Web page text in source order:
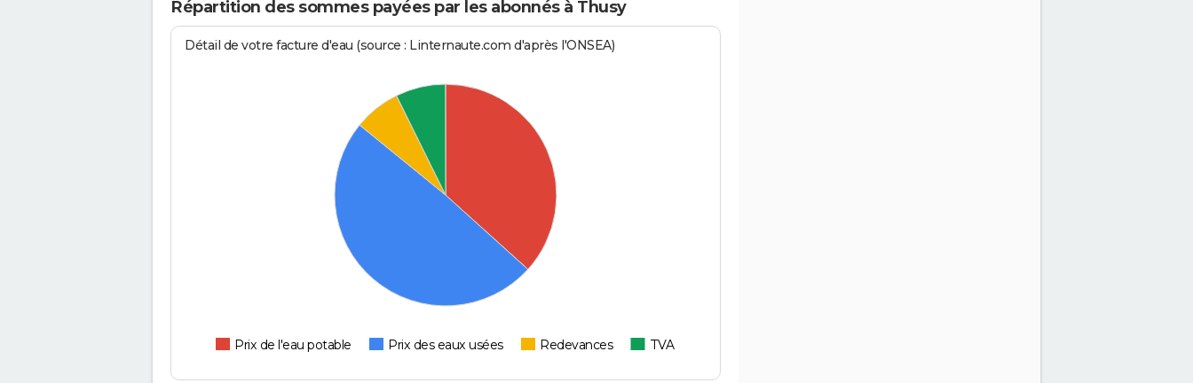
Répartition des sommes payées par les abonnés à Thusy
Détail de votre facture d'eau (source : Linternaute.com d'après l'ONSEA)
Prix de l'eau potable Prix des eaux usées Redevances TVA